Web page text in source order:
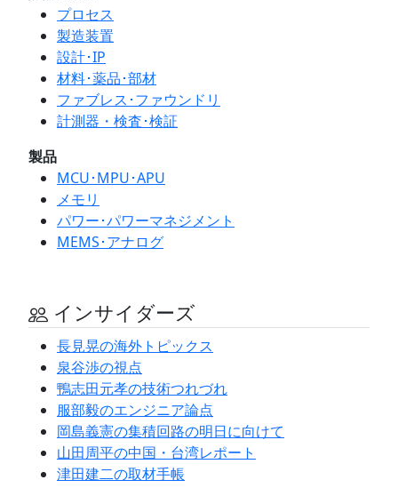
プロセス
製造装置
設計･IP
材料･薬品･部材
ファブレス･ファウンドリ
計測器・検査･検証
製品
MCU･MPU･APU
メモリ
パワー･パワーマネジメント
MEMS･アナログ
インサイダーズ
長見晃の海外トピックス
泉谷渉の視点
鴨志田元孝の技術つれづれ
服部毅のエンジニア論点
岡島義憲の集積回路の明日に向けて
山田周平の中国・台湾レポート
津田建二の取材手帳